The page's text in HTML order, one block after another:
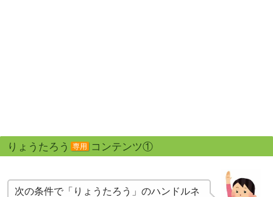
りょうたろう 専用 コンテンツ①
次の条件で「りょうたろう」のハンドルネ